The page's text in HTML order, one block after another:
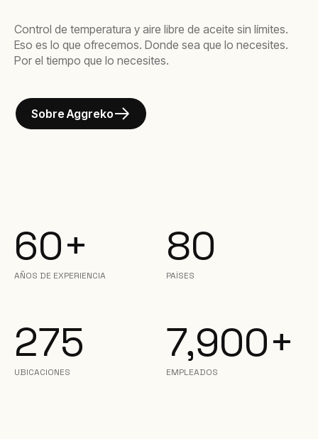
Control de temperatura y aire libre de aceite sin límites.
Eso es lo que ofrecemos. Donde sea que lo necesites.
Por el tiempo que lo necesites.
Sobre Aggreko
60+
AÑOS DE EXPERIENCIA
80
PAÍSES
275
UBICACIONES
7,900+
EMPLEADOS